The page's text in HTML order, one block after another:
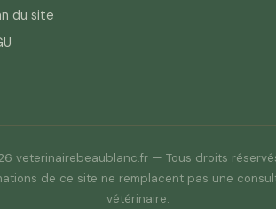
du site
veterinairebeaublanc.fr — Tous droits
de ce site ne remplacent pas une
vétérinaire.